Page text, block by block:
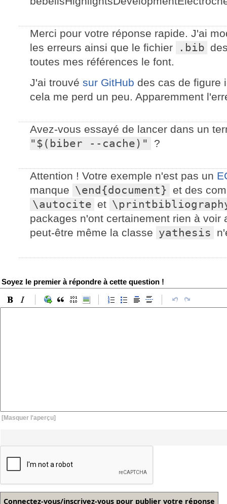
Merci pour votre réponse rapide. J'ai
les erreurs ainsi que le fichier
.bib
toutes mes références le font.
J'ai trouvé sur GitHub des cas de figure
cela me perd un peu. Apparemment
Avez-vous essayé de lancer dans un
"$(biber --cache)" ?
Attention ! Votre exemple n'est pas un
manque \end{document} et des
\autocite et
packages n'ont certainement rien à voir
peut-être même la classe yathesis
Soyez le premier à répondre à cette question !
[Masquer l'aperçu]